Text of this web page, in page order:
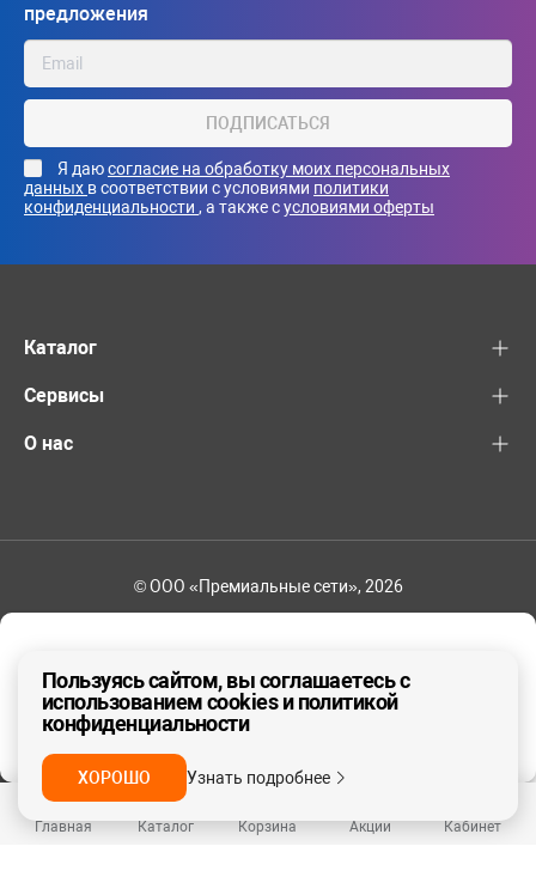
Главная Каталог Корзина Акции Кабинет
ДА, ВЕРНО
предложения
ПОДПИСАТЬСЯ
Я даюсогласие на обработку моих персональных
данных в соответствии с условиями политики
конфиденциальности , а также сусловиями оферты
Каталог
Сервисы
О нас
© ООО «Премиальные сети», 2026
Пользуясь сайтом, вы соглашаетесь с
использованием cookies и политикой
конфиденциальности
ХОРОШО Узнать подробнее